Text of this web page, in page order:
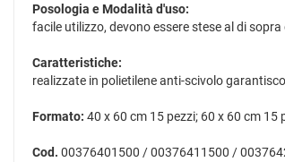
Posologia e Modalità d'uso:
facile utilizzo, devono essere stese al di
Caratteristiche:
realizzate in polietilene anti-scivolo
Formato: 40 x 60 cm 15 pezzi; 60 x 60 cm 15
Cod. 00376401500 / 00376411500 /